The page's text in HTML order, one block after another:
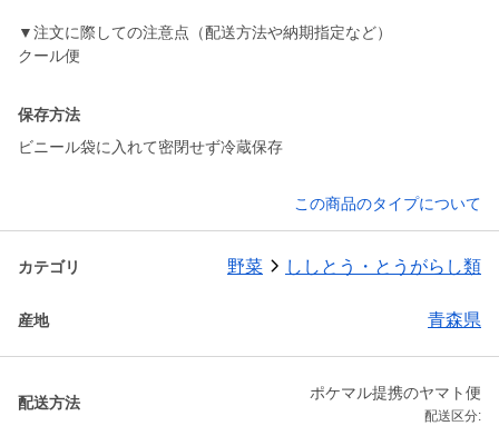
▼注文に際しての注意点（配送方法や納期指定など）
クール便
保存方法
ビニール袋に入れて密閉せず冷蔵保存
この商品のタイプについて
カテゴリ 野菜 ししとう・とうがらし類
産地 青森県
配送方法
ポケマル提携のヤマト便
配送区分: